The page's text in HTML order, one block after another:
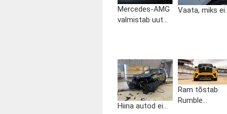
Mercedes-AMG
valmistab uut...
Vaata, miks
Hiina autod ei...
Ram tõstab
Rumble...